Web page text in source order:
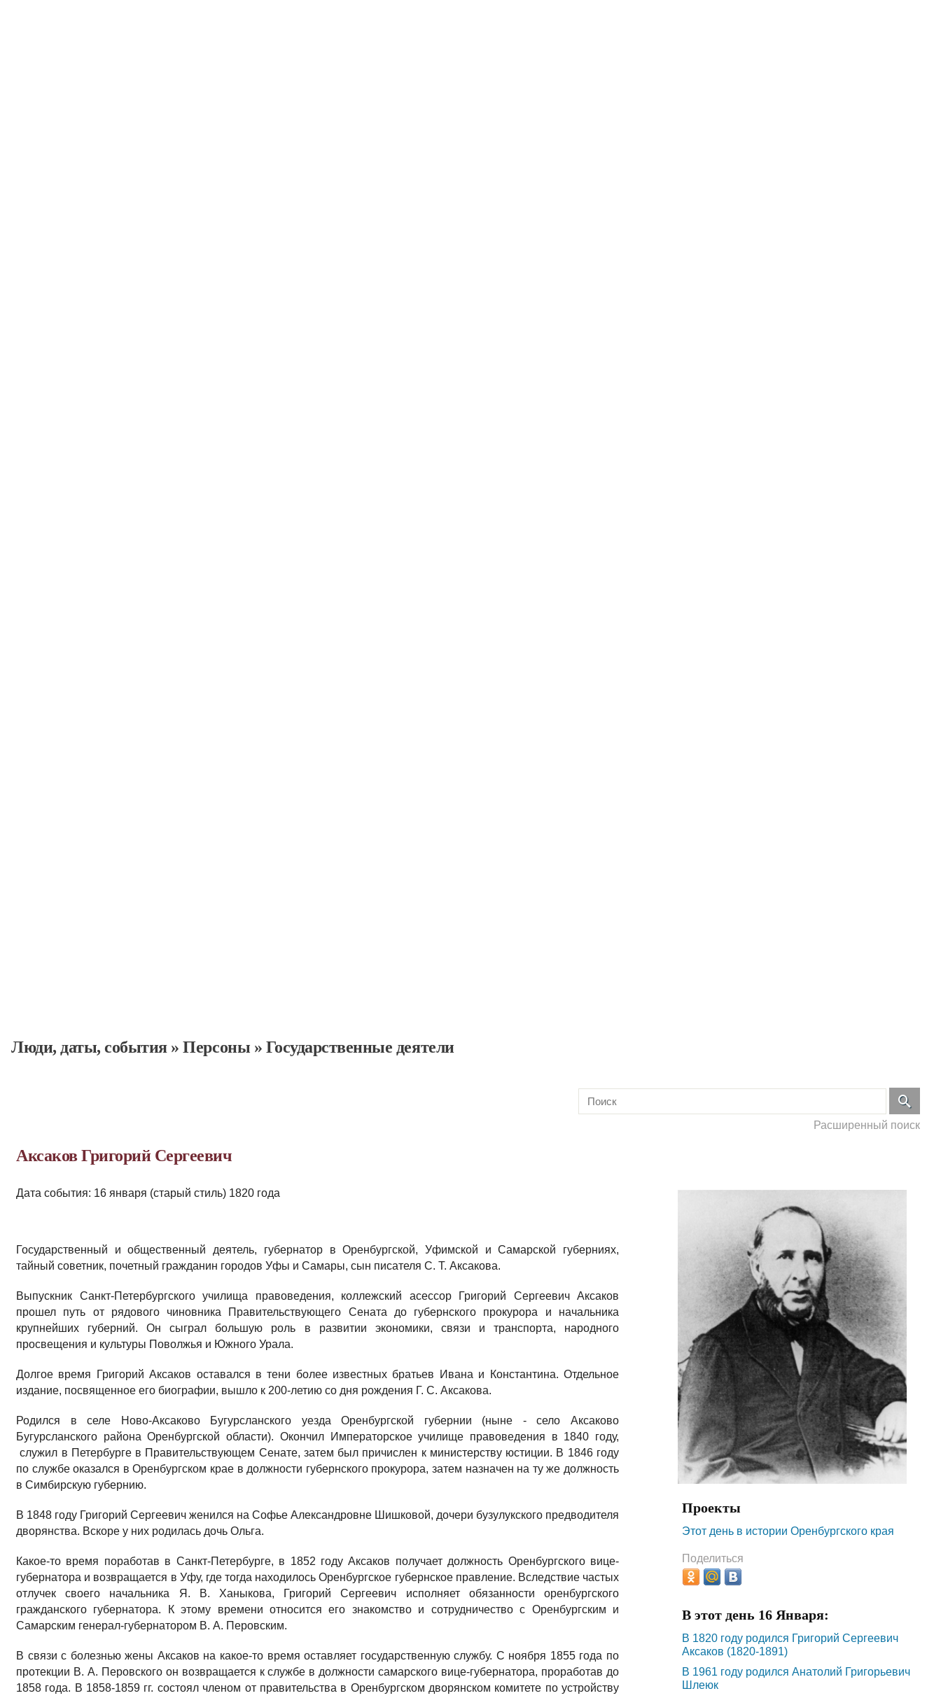
Люди, даты, cобытия»Персоны » Государственные деятели
Расширенный поиск
Аксаков Григорий Сергеевич
Дата события: 16 января (старый стиль) 1820 года
Государственный и общественный деятель, губернатор в Оренбургской, Уфимской и Самарской губерниях,
тайный советник, почетный гражданин городов Уфы и Самары, сын писателя С. Т. Аксакова.
Выпускник Санкт-Петербургского училища правоведения, коллежский асессор Григорий Сергеевич Аксаков
прошел путь от рядового чиновника Правительствующего Сената до губернского прокурора и начальника
крупнейших губерний. Он сыграл большую роль в развитии экономики, связи и транспорта, народного
просвещения и культуры Поволжья и Южного Урала.
Долгое время Григорий Аксаков оставался в тени более известных братьев Ивана и Константина. Отдельное
издание, посвященное его биографии, вышло к 200-летию со дня рождения Г. С. Аксакова.
Родился в селе Ново-Аксаково Бугурсланского уезда Оренбургской губернии (ныне ­- село Аксаково
Бугурсланского района Оренбургской области). Окончил Императорское училище правоведения в 1840 году,
служил в Петербурге в Правительствующем Сенате, затем был причислен к министерству юстиции. В 1846 году
по службе оказался в Оренбургском крае в должности губернского прокурора, затем назначен на ту же должность
в Симбирскую губернию.
В 1848 году Григорий Сергеевич женился на Софье Александровне Шишковой, дочери бузулукского предводителя
дворянства. Вскоре у них родилась дочь Ольга.
Какое-то время поработав в Санкт-Петербурге, в 1852 году Аксаков получает должность Оренбургского вице-
губернатора и возвращается в Уфу, где тогда находилось Оренбургское губернское правление. Вследствие частых
отлучек своего начальника Я. В. Ханыкова, Григорий Сергеевич исполняет обязанности оренбургского
гражданского губернатора. К этому времени относится его знакомство и сотрудничество с Оренбургским и
Самарским генерал-губернатором В. А. Перовским.
В связи с болезнью жены Аксаков на какое-то время оставляет государственную службу. С ноября 1855 года по
протекции В. А. Перовского он возвращается к службе в должности самарского вице-губернатора, проработав до
1858 года. В 1858-1859 гг. состоял членом от правительства в Оренбургском дворянском комитете по устройству
Проекты
Этот день в истории Оренбургского края
Поделиться
В этот день 16 Января:
В 1820 году родился Григорий Сергеевич
Аксаков (1820-1891)
В 1961 году родился Анатолий Григорьевич
Шлеюк